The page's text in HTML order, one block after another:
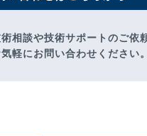
相談や技術サポートのご依
気軽にお問い合わせください